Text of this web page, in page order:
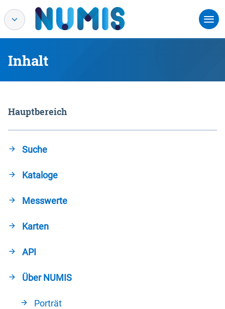
Inhalt
Hauptbereich
Suche
Kataloge
Messwerte
Karten
API
Über NUMIS
Porträt